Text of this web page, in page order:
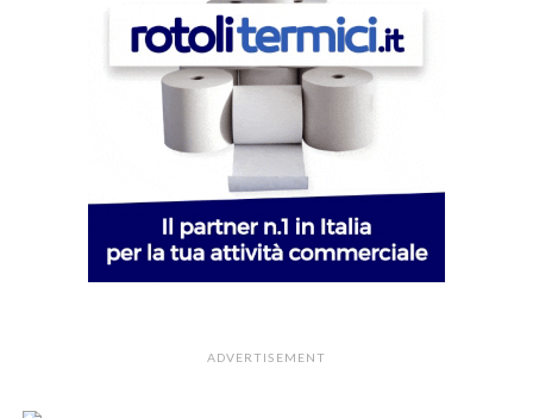
ADVERTISEMENT